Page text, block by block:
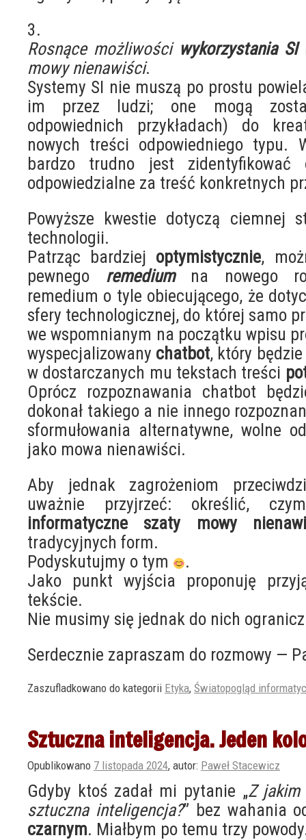
3.
Rosnące możliwości wykorzystania SI
mowy nienawiści.
Systemy SI nie muszą po prostu
im przez ludzi; one mogą
odpowiednich przykładach) do
nowych treści odpowiedniego typu.
bardzo trudno jest zidentyfikować
odpowiedzialne za treść konkretnych
Powyższe kwestie dotyczą ciemnej
technologii.
Patrząc bardziej optymistycznie,
pewnego remediumna nowego
remedium o tyle obiecującego, że
sfery technologicznej, do której samo
we wspomnianym na początku wpisu
wyspecjalizowany chatbot, który
w dostarczanych mu tekstach treści
Oprócz rozpoznawania chatbot
dokonał takiego a nie innego
sformułowania alternatywne, wolne
jako mowa nienawiści.
Aby jednak zagrożeniom
uważnie przyjrzeć: określić,
informatyczne szaty mowy
tradycyjnych form.
Podyskutujmy o tym
.
Jako punkt wyjścia proponuję
tekście.
Nie musimy się jednak do nich
Serdecznie zapraszam do rozmowy —
Zaszufladkowano do kategorii Etyka, Światopogląd
Sztuczna inteligencja. Jeden
Opublikowano 7 listopada 2024, autor: Paweł Stacewicz
Gdyby ktoś zadał mi pytanie „Z jakim
sztuczna inteligencja?” bez wahania
czarnym. Miałbym po temu trzy